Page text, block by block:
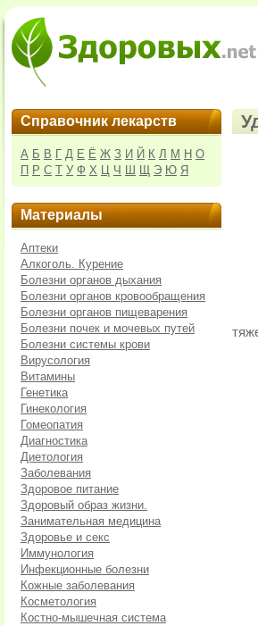
Справочник лекарств
А Б В Г Д Е Ё Ж З И Й К Л М Н О
П Р С Т У Ф Х Ц Ч Ш Щ Э Ю Я
Материалы
Аптеки
Алкоголь. Курение
Болезни органов дыхания
Болезни органов кровообращения
Болезни органов пищеварения
Болезни почек и мочевых путей
Болезни системы крови
Вирусология
Витамины
Генетика
Гинекология
Гомеопатия
Диагностика
Диетология
Заболевания
Здоровое питание
Здоровый образ жизни.
Занимательная медицина
Здоровье и секс
Иммунология
Инфекционные болезни
Кожные заболевания
Косметология
Костно-мышечная система